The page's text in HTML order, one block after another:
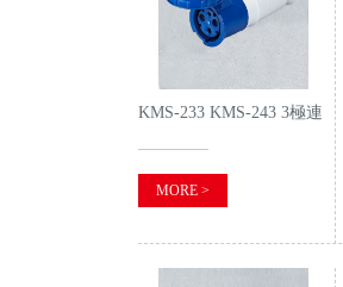
KMS-233 KMS-243 3極連
接器
MORE >